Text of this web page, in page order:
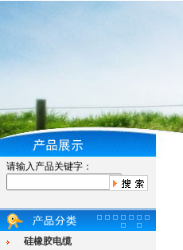
请输入产品关键字：
硅橡胶电缆